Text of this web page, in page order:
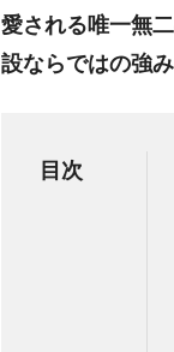
愛される唯一無
設ならではの強
目次